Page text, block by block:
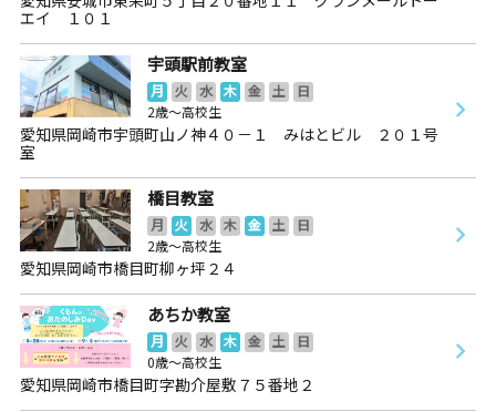
エイ １０１
宇頭駅前教室
月 火 水 木 金 土
日
2歳～高校生
愛知県岡崎市宇頭町山ノ神４０－１ みはとビル ２０１号
室
橋目教室
月 火 水 木 金 土
日
2歳～高校生
愛知県岡崎市橋目町柳ヶ坪２４
あちか教室
月 火 水 木 金 土
日
0歳～高校生
愛知県岡崎市橋目町字勘介屋敷７５番地２